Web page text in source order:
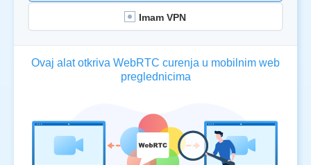
Imam VPN
Ovaj alat otkriva WebRTC curenja u mobilnim web
preglednicima